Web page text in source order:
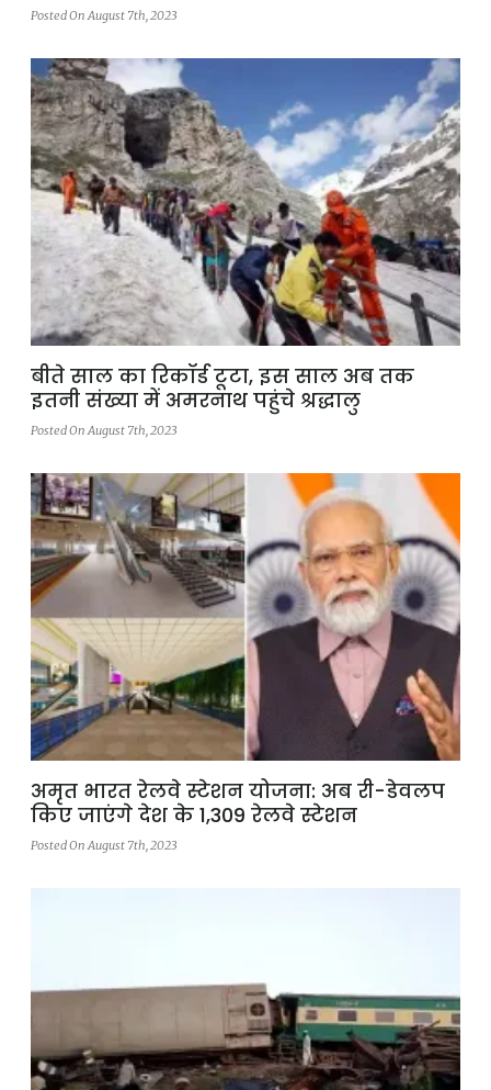
Posted On August 7th, 2023
बीते साल का रिकॉर्ड टूटा, इस साल अब तक
इतनी संख्या में अमरनाथ पहुंचे श्रद्धालु
Posted On August 7th, 2023
अमृत भारत रेलवे स्टेशन योजना: अब री-डेवलप
किए जाएंगे देश के 1,309 रेलवे स्टेशन
Posted On August 7th, 2023